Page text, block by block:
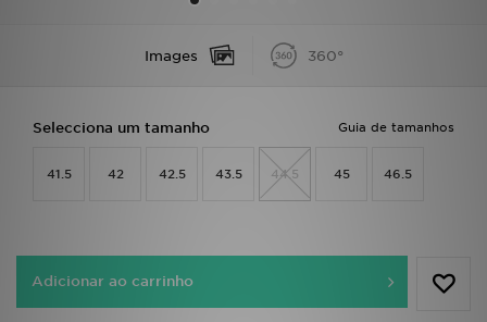
Images 360°
Guia de tamanhos
Selecciona um tamanho
41.5 42 42.5 43.5 44.5 45 46.5
Adicionar ao carrinho
MY JD
BLOG
ESTADO DO TEU PEDIDO